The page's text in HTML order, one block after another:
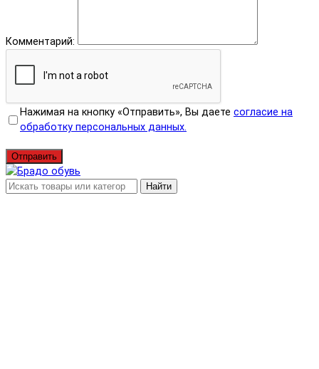
Комментарий:
Нажимая на кнопку «Отправить», Вы даете согласие на
обработку персональных данных.
Отправить
Найти